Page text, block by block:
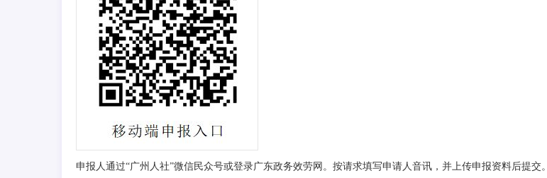
申报人通过“广州人社”微信民众号或登录广东政务效劳网。按请求填写申请人音讯，并上传申报资料后提交。